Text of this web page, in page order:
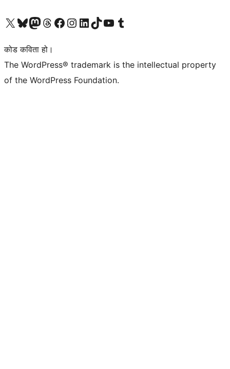
हाम्रो X (पहिले ट्विटर) खातामा जानुहोस्
हाम्रो Bluesky खाता भ्रमण गर्नुहोस्
हाम्रो म्यास्टोडन खाता भ्रमण गर्नुहोस्
हाम्रो थ्रेड्स खातामा जानुहोस्
हाम्रो फेसबुक पेजमा जानुहोस्
हाम्रो इन्स्टाग्राम खातामा जानुहोस्
हाम्रो लिङ्क्डइन खातामा जानुहोस्
हाम्रो TikTok खाता भ्रमण गर्नुहोस्
हाम्रो युट्युब च्यानलमा जानुहोस्
हाम्रो टम्बलर खाता भ्रमण गर्नुहोस्
कोड कविता हो।
The WordPress® trademark is the intellectual property
of the WordPress Foundation.